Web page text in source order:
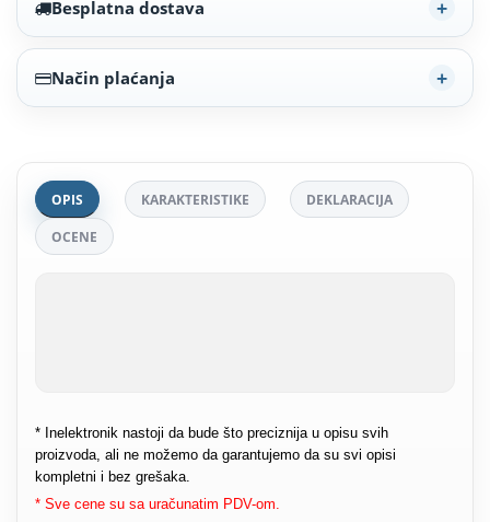
Besplatna dostava
Način plaćanja
OPIS KARAKTERISTIKE DEKLARACIJA
OCENE
* Inelektronik nastoji da bude što preciznija u opisu svih
proizvoda, ali ne možemo da garantujemo da su svi opisi
kompletni i bez grešaka.
* Sve cene su sa uračunatim PDV-om.